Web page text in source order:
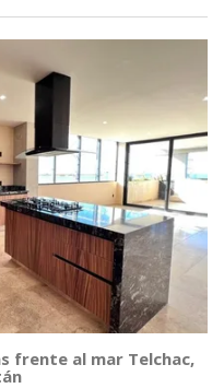
frente al mar Telchac,